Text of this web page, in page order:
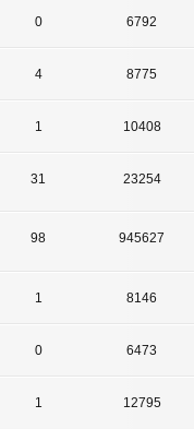
0 6792
4 8775
1 10408
31 23254
98 945627
1 8146
0 6473
1 12795